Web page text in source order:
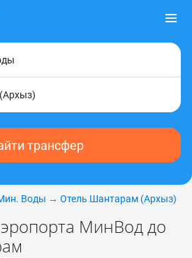
трансфер
Воды → Отель Шантарам (Apxыз)
МинВод до